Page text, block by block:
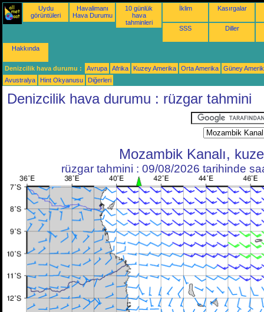
Uydu
görüntüleri
Havalimanı
Hava Durumu
10 günlük
hava
tahminleri
İklim Kasırgalar
SSS Diller
Hakkında
Denizcilik hava durumu : Avrupa Afrika Kuzey Amerika Orta Amerika
Güney
Avustralya
Hint Okyanusu Diğerleri
Denizcilik hava durumu : rüzgar tahmini
Mozambik Kanalı,
rüzgar tahmini : 09/08/2026 tarihinde